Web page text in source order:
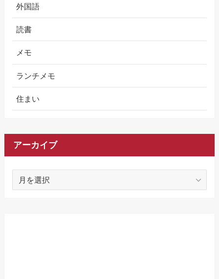
外国語
読書
メモ
ランチメモ
住まい
アーカイブ